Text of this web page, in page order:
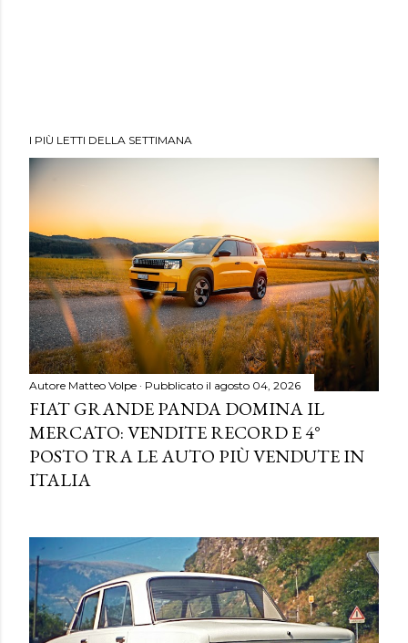
I PIÙ LETTI DELLA SETTIMANA
Autore Matteo Volpe Pubblicato il agosto 04, 2026
FIAT GRANDE PANDA DOMINA IL
MERCATO: VENDITE RECORD E 4°
POSTO TRA LE AUTO PIÙ VENDUTE IN
ITALIA